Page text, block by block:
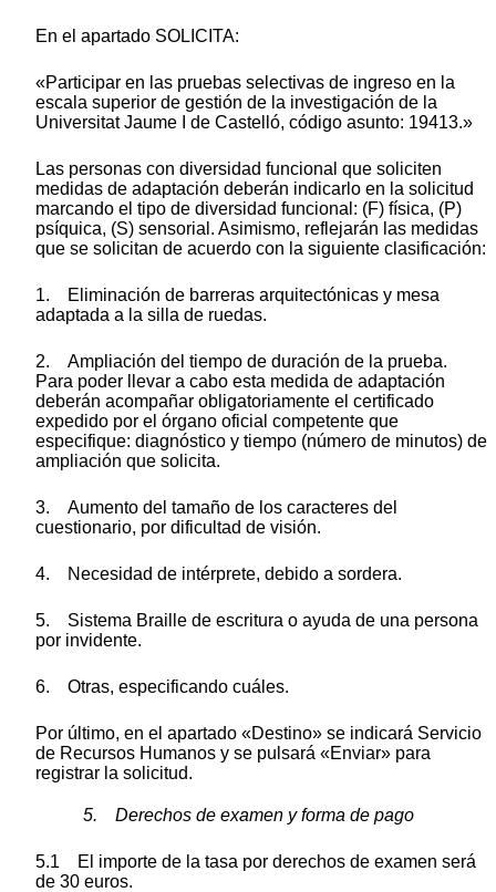
En el apartado SOLICITA:
«Participar en las pruebas selectivas de ingreso en la
escala superior de gestión de la investigación de la
Universitat Jaume I de Castelló, código asunto: 19413.»
Las personas con diversidad funcional que soliciten
medidas de adaptación deberán indicarlo en la solicitud
marcando el tipo de diversidad funcional: (F) física, (P)
psíquica, (S) sensorial. Asimismo, reflejarán las medidas
que se solicitan de acuerdo con la siguiente clasificación:
1. Eliminación de barreras arquitectónicas y mesa
adaptada a la silla de ruedas.
2. Ampliación del tiempo de duración de la prueba.
Para poder llevar a cabo esta medida de adaptación
deberán acompañar obligatoriamente el certificado
expedido por el órgano oficial competente que
especifique: diagnóstico y tiempo (número de minutos) de
ampliación que solicita.
3. Aumento del tamaño de los caracteres del
cuestionario, por dificultad de visión.
4. Necesidad de intérprete, debido a sordera.
5. Sistema Braille de escritura o ayuda de una persona
por invidente.
6. Otras, especificando cuáles.
Por último, en el apartado «Destino» se indicará Servicio
de Recursos Humanos y se pulsará «Enviar» para
registrar la solicitud.
5. Derechos de examen y forma de pago
5.1 El importe de la tasa por derechos de examen será
de 30 euros.